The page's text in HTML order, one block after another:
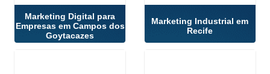
Marketing Digital para
Empresas em Campos dos
Goytacazes
Marketing Industrial em
Recife